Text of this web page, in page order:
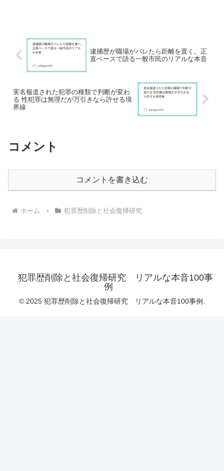
逮捕歴が職場がバレたら距離を置く。正
直ベースで語る一般市民のリアルな本音
実名報道された犯罪の種類で判断が変わ
る 性犯罪は無理だが万引きなら許せる境
界線
コメント
コメントを書き込む
ホーム 犯罪歴削除と社会復帰研究
犯罪歴削除と社会復帰研究 リアルな本音100事
例
© 2025 犯罪歴削除と社会復帰研究 リアルな本音100事例.